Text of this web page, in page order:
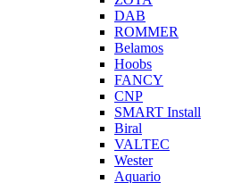
DAB
ROMMER
Belamos
Hoobs
FANCY
CNP
SMART Install
Biral
VALTEC
Wester
Aquario